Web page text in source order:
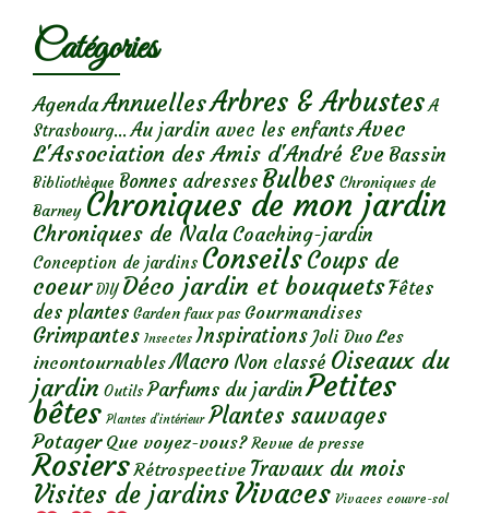
Catégories
AgendaAnnuellesArbres & Arbustes A
Strasbourg... Au jardin avec les enfantsAvec
L'Association des Amis d'André Eve Bassin
Bibliothèque Bonnes adresses Bulbes Chroniques de
Barney Chroniques de mon jardin
Chroniques de Nala Coaching-jardin
Conception de jardins ConseilsCoups de
coeur DIY Déco jardin et bouquetsFêtes
des plantes Garden faux pas Gourmandises
Grimpantes Insectes Inspirations Joli Duo Les
incontournables Macro Non classé Oiseaux du
jardin Outils Parfums du jardinPetites
bêtes Plantes d’intérieur Plantes sauvages
Potager Que voyez-vous? Revue de presse
Rosiers Rétrospective Travaux du mois
Visites de jardins Vivaces Vivaces couvre-sol